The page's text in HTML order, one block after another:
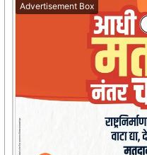
Advertisement Box